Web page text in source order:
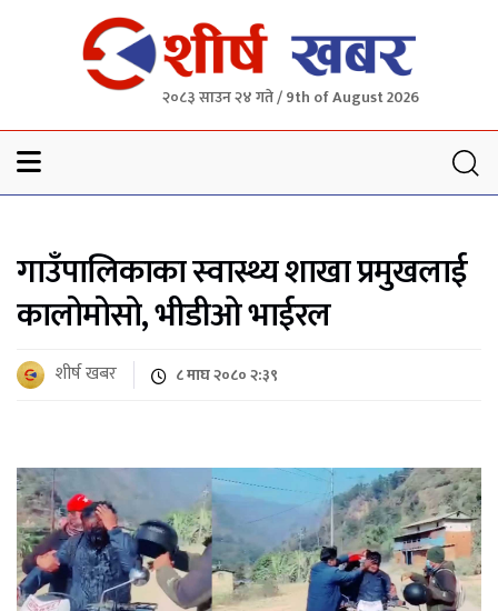
२०८३ साउन २४ गते / 9th of August 2026
गाउँपालिकाका स्वास्थ्य शाखा प्रमुखलाई
कालोमोसो, भीडीओ भाईरल
शीर्ष खबर ८ माघ २०८० २:३९